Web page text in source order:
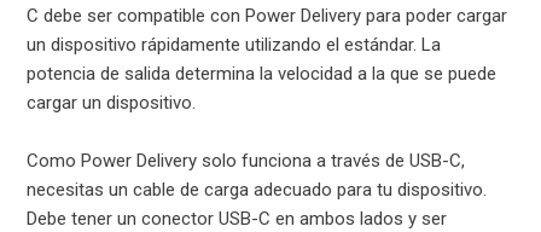
C debe ser compatible con Power Delivery para poder cargar
un dispositivo rápidamente utilizando el estándar. La
potencia de salida determina la velocidad a la que se puede
cargar un dispositivo.
Como Power Delivery solo funciona a través de USB-C,
necesitas un cable de carga adecuado para tu dispositivo.
Debe tener un conector USB-C en ambos lados y ser